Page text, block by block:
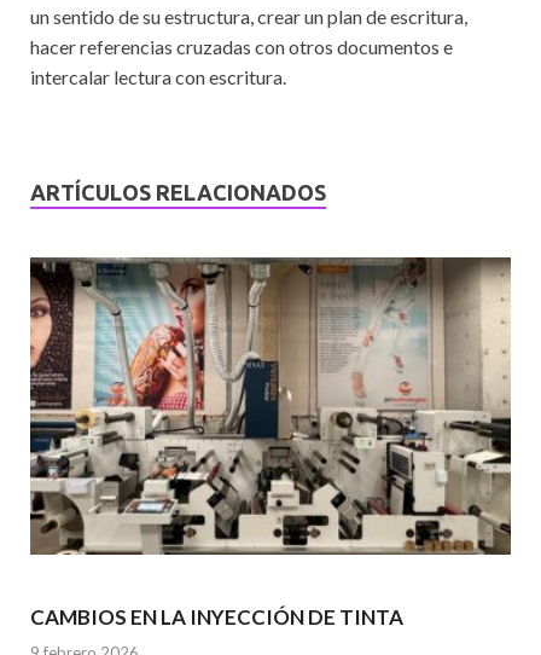
un sentido de su estructura, crear un plan de escritura,
hacer referencias cruzadas con otros documentos e
intercalar lectura con escritura.
ARTÍCULOS RELACIONADOS
CAMBIOS EN LA INYECCIÓN DE TINTA